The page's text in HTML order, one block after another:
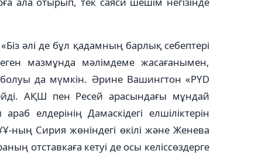
әлі де бұл қадамның барлық себептері
мазмұнда мәлімдеме жасағанымен,
да мүмкін. Әрине Ва­шинг­тон «PYD
АҚШ пен Ресей арасындағы мұндай
елдерінің Да­маскідегі елшіліктерін
ның Сирия жөніндегі өкілі және Женева
отставкаға кетуі де осы келіссөздерге